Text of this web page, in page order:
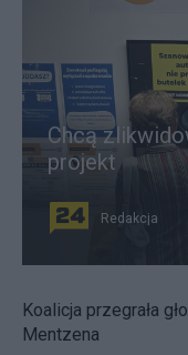
Chcą
projekt
Redakcja
Koalicja przegrała
Mentzena